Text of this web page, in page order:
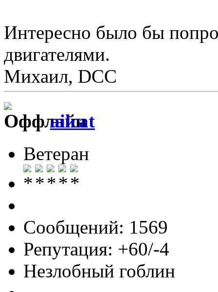
Интересно было бы
двигателями.
Михаил, DCC
ailcat
Ветеран
Сообщений: 1569
Репутация: +60/-4
Незлобный гоблин